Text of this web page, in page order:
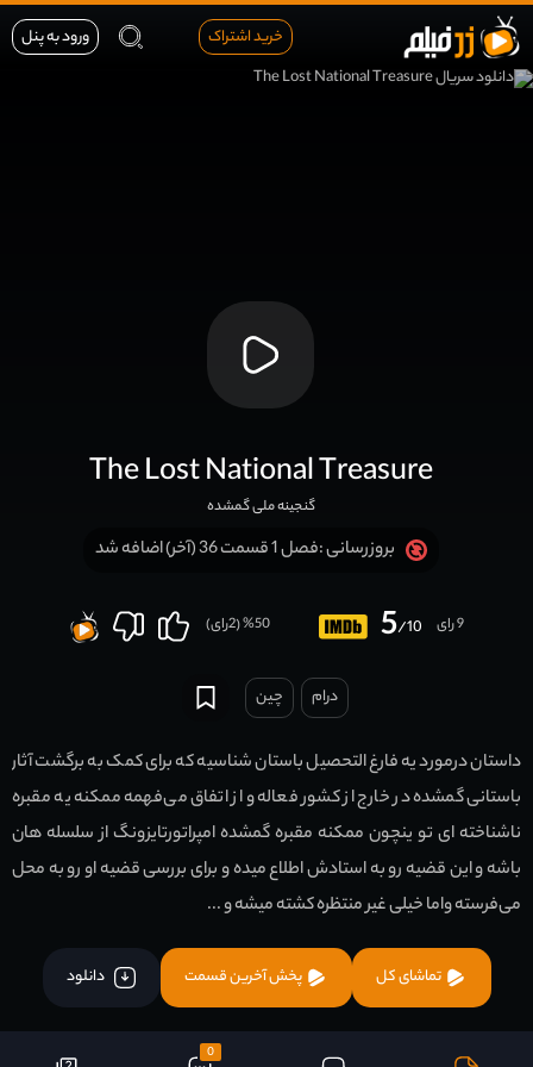
خرید اشتراک ورود به پنل
The Lost National Treasure
گنجینه ملی گمشده
بروزرسانی :فصل 1 قسمت 36 (آخر) اضافه شد
5/10 9 رای 50
% (
2رای)
درام چين
داستان درمورد یه فارغ التحصیل باستان شناسیه که برای کمک به برگشت آثار
باستانی گمشده در خارج از کشور فعاله و از اتفاق می‌فهمه ممکنه یه مقبره
ناشناخته ای تو ینچون ممکنه مقبره گمشده امپراتورتایزونگ از سلسله هان
باشه و این قضیه رو به استادش اطلاع میده و برای بررسی قضیه او رو به محل
می‌فرسته واما خیلی غیر منتظره کشته میشه و ...
تماشای کل پخش آخرین قسمت دانلود
0